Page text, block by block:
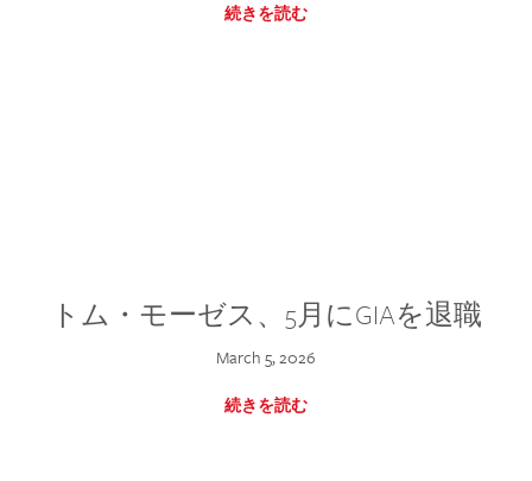
続きを読む
トム・モーゼス、5月にGIAを退職
March 5, 2026
続きを読む